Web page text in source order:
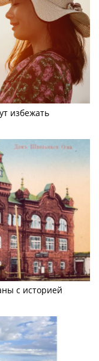
избежать
с историей